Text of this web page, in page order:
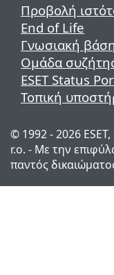
Προβολή
End of Life
Γνωσιακή βάση
Ομάδα
ESET Status
Τοπική
© 1992 - 2026
r.o. - Με την
παντός